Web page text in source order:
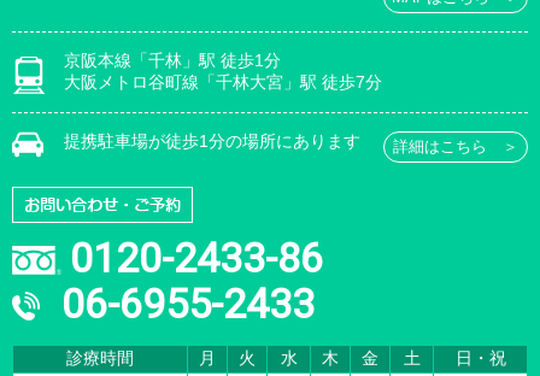
京阪本線「千林」駅 徒歩1分
大阪メトロ谷町線「千林大宮」駅 徒歩7分
提携駐車場が徒歩1分の場所にあります 詳細はこちら ＞
0120-2433-86
06-6955-2433
診療時間 月 火 水 木 金 土 日・祝